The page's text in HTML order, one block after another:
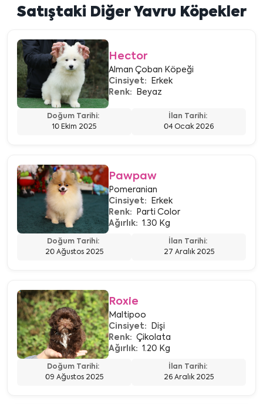
Satıştaki Diğer Yavru Köpekler
Hector
Alman Çoban Köpeği
Cinsiyet:
Erkek
Renk:
Beyaz
Doğum Tarihi:
10 Ekim 2025
İlan Tarihi:
04 Ocak 2026
Pawpaw
Pomeranian
Cinsiyet:
Erkek
Renk:
Parti Color
Ağırlık: 1.30 Kg
Doğum Tarihi:
20 Ağustos 2025
İlan Tarihi:
27 Aralık 2025
Roxie
Maltipoo
Cinsiyet:
Dişi
Renk: Çikolata
Ağırlık: 1.20 Kg
Doğum Tarihi:
09 Ağustos 2025
İlan Tarihi:
26 Aralık 2025